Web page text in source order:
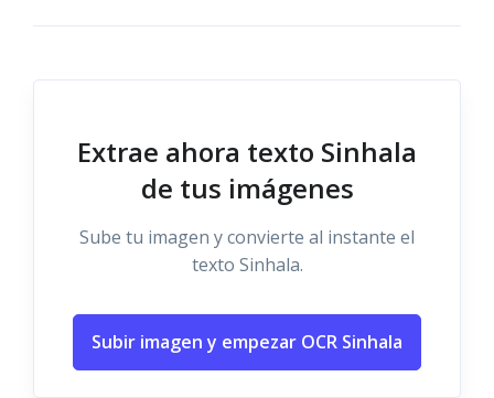
Extrae ahora texto Sinhala
de tus imágenes
Sube tu imagen y convierte al instante el
texto Sinhala.
Subir imagen y empezar OCR Sinhala